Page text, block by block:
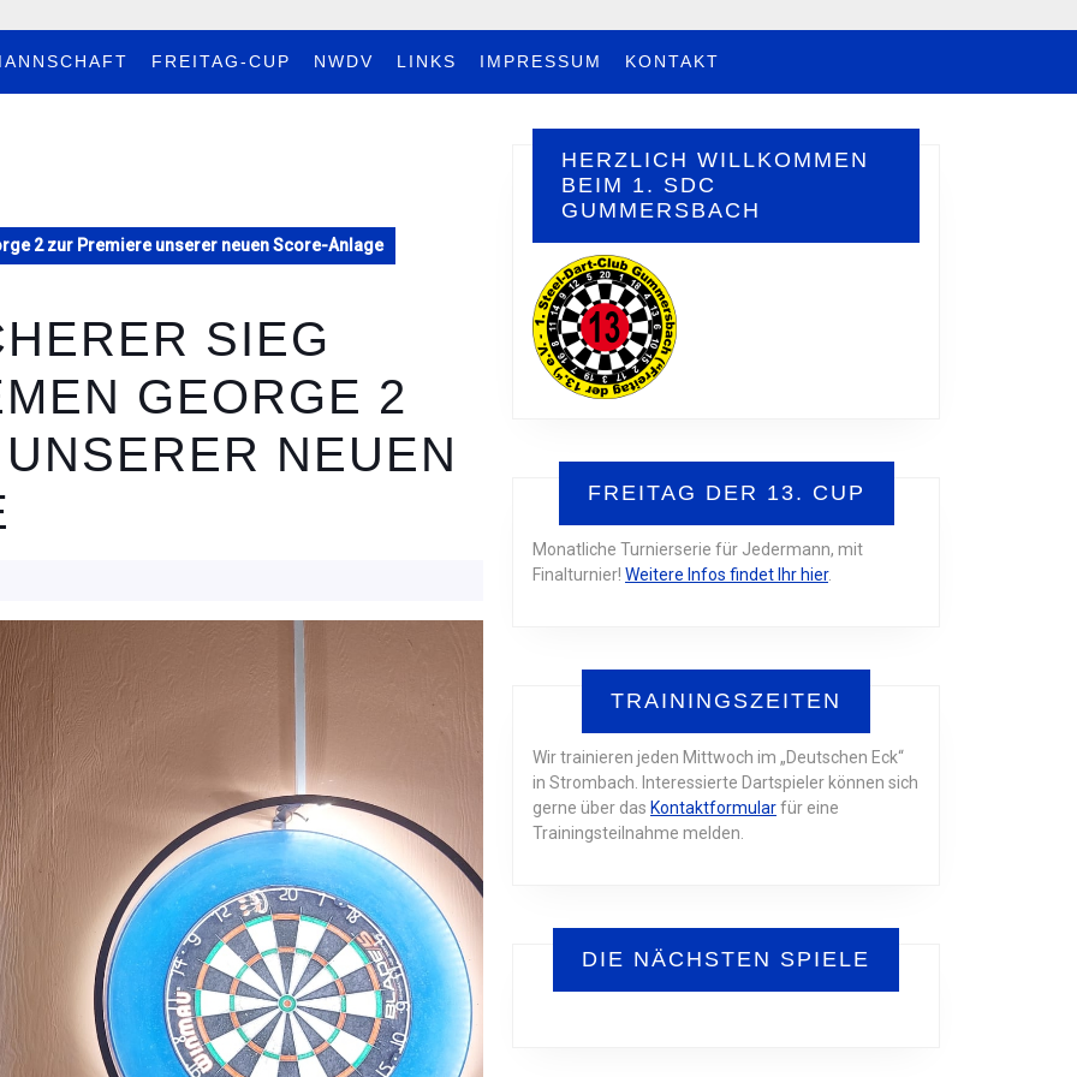
FREITAG-CUP NWDV LINKS IMPRESSUM KONTAKT
2 zur Premiere unserer neuen Score-Anlage
SIEG
GEORGE 2
NEUEN
HERZLICH WILLKOMMEN
BEIM 1. SDC
GUMMERSBACH
FREITAG DER 13. CUP
Monatliche Turnierserie für Jedermann, mit
Finalturnier! Weitere Infos findet Ihr hier.
TRAININGSZEITEN
Wir trainieren jeden Mittwoch im „Deutschen Eck“
in Strombach. Interessierte Dartspieler können sich
gerne über das Kontaktformularfür eine
Trainingsteilnahme melden.
DIE NÄCHSTEN SPIELE